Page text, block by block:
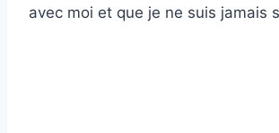
avec moi et que je ne suis jamais